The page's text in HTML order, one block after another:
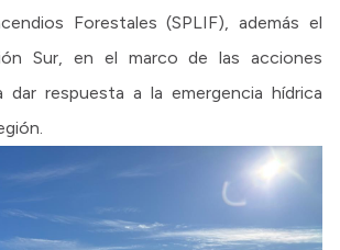
Forestales (SPLIF), además el
Sur, en el marco de las acciones
dar respuesta a la emergencia hídrica